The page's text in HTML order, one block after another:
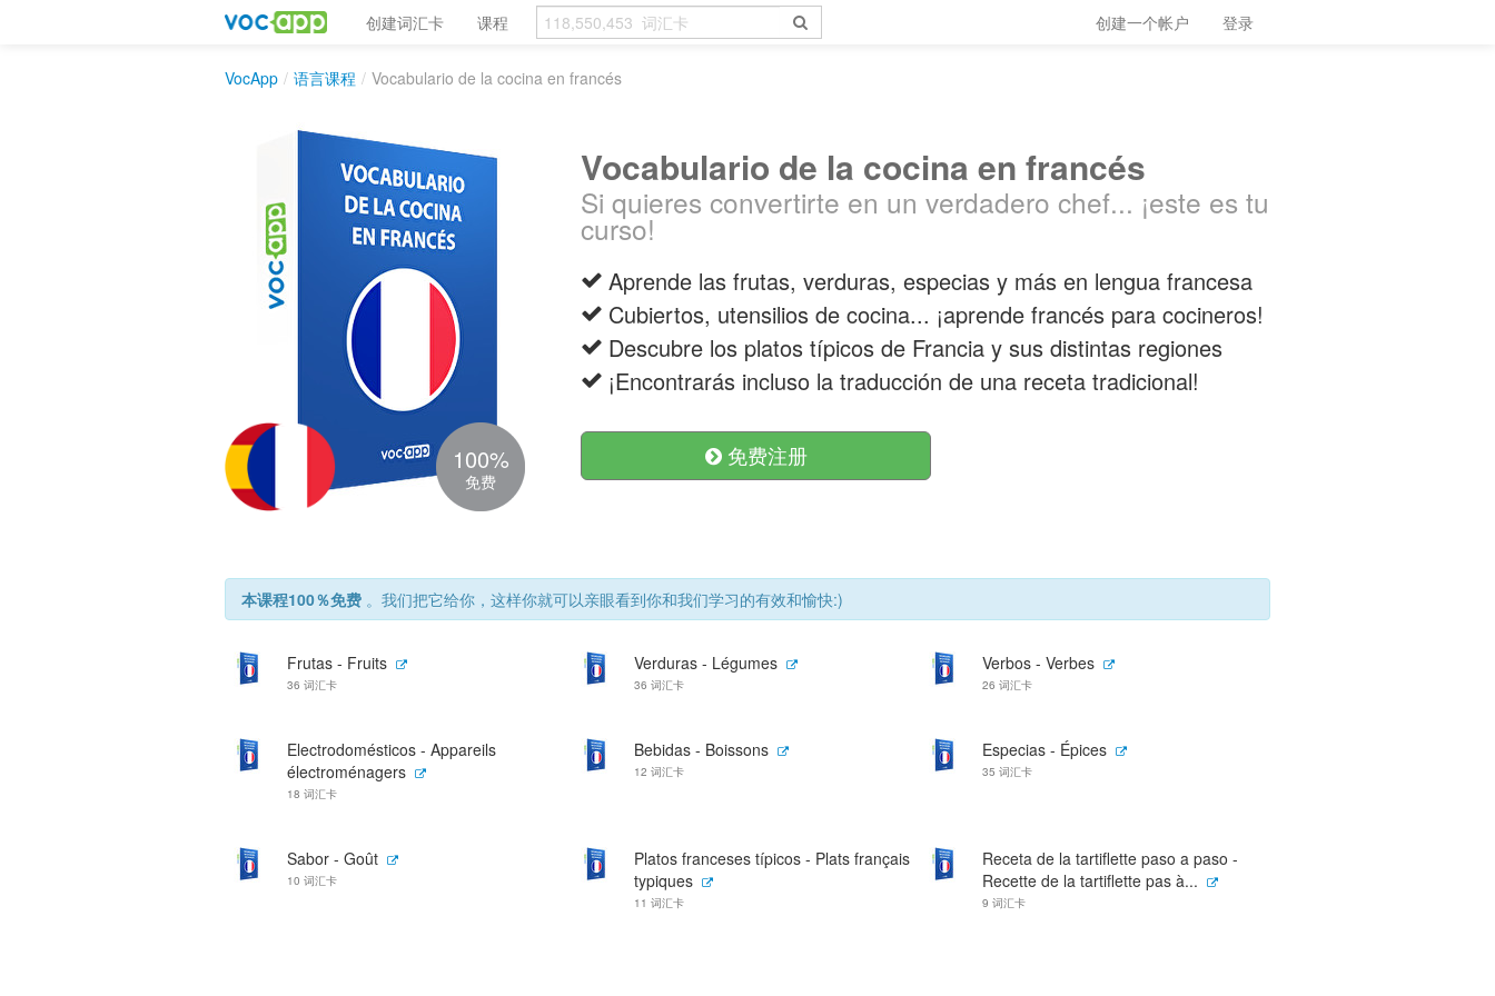
创建词汇卡 课程 创建一个帐户 登录
VocApp / 语言课程 / Vocabulario de la cocina en francés
100%
免费
Vocabulario de la cocina en francés
Si quieres convertirte en un verdadero chef... ¡este es tu
curso!
Aprende las frutas, verduras, especias y más en lengua francesa
Cubiertos, utensilios de cocina... ¡aprende francés para cocineros!
Descubre los platos típicos de Francia y sus distintas regiones
¡Encontrarás incluso la traducción de una receta tradicional!
免费注册
本课程100％免费 。我们把它给你，这样你就可以亲眼看到你和我们学习的有效和愉快:)
Frutas - Fruits
36 词汇卡
Verduras - Légumes
36 词汇卡
Verbos - Verbes
26 词汇卡
Electrodomésticos - Appareils
électroménagers
18 词汇卡
Bebidas - Boissons
12 词汇卡
Especias - Épices
35 词汇卡
Sabor - Goût
10 词汇卡
Platos franceses típicos - Plats français
typiques
11 词汇卡
Receta de la tartiflette paso a paso -
Recette de la tartiflette pas à...
9 词汇卡